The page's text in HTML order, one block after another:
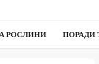
РОСЛИНИ ПОРАДИ